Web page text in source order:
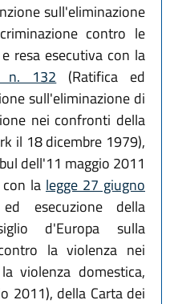
sull'eliminazione
contro le
resa esecutiva con la
n. 132 (Ratifica ed
sull'eliminazione di
nei confronti della
il 18 dicembre 1979),
dell'11 maggio 2011
la legge 27 giugno
esecuzione della
d'Europa sulla
la violenza nei
violenza domestica,
2011), della Carta dei